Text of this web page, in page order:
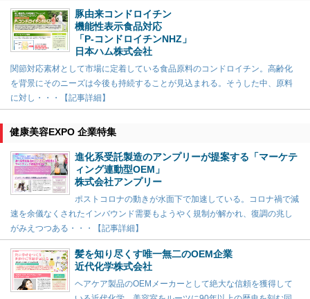
豚由来コンドロイチン
機能性表示食品対応
「P-コンドロイチンNHZ」
日本ハム株式会社
関節対応素材として市場に定着している食品原料のコンドロイチン。高齢化
を背景にそのニーズは今後も持続することが見込まれる。そうした中、原料
に対し・・・【記事詳細】
健康美容EXPO 企業特集
進化系受託製造のアンプリーが提案する「マーケテ
ィング連動型OEM」
株式会社アンプリー
ポストコロナの動きが水面下で加速している。コロナ禍で減
速を余儀なくされたインバウンド需要もようやく規制が解かれ、復調の兆し
がみえつつある・・・【記事詳細】
髪を知り尽くす唯一無二のOEM企業
近代化学株式会社
ヘアケア製品のOEMメーカーとして絶大な信頼を獲得して